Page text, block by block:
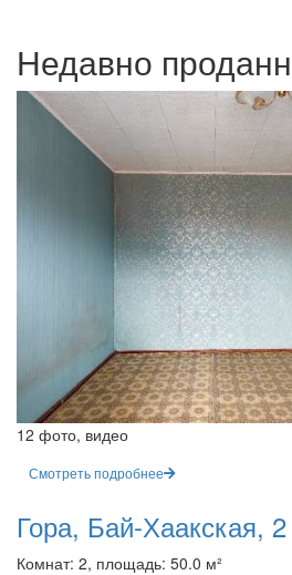
Недавно
12 фото, видео
Смотреть подробнее
Гора, Бай-Хаакская, 2
Комнат: 2, площадь: 50.0 м²